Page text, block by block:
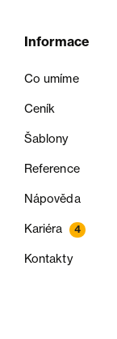
Informace
Co umíme
Ceník
Šablony
Reference
Nápověda
Kariéra 4
Kontakty